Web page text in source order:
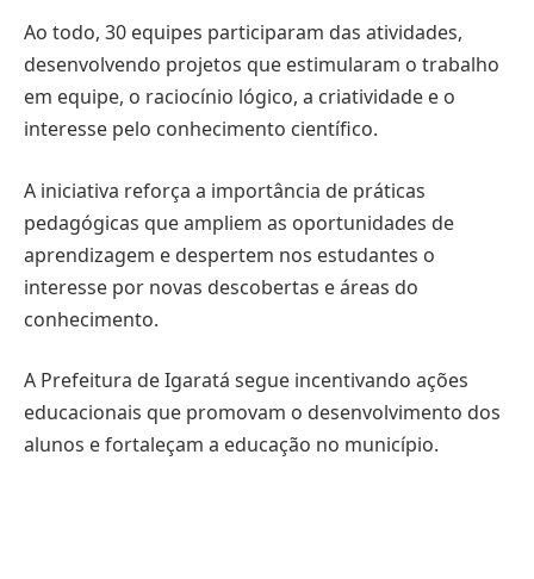
Ao todo, 30 equipes participaram das atividades,
desenvolvendo projetos que estimularam o trabalho
em equipe, o raciocínio lógico, a criatividade e o
interesse pelo conhecimento científico.
A iniciativa reforça a importância de práticas
pedagógicas que ampliem as oportunidades de
aprendizagem e despertem nos estudantes o
interesse por novas descobertas e áreas do
conhecimento.
A Prefeitura deIgaratá segue incentivando ações
educacionais que promovam o desenvolvimento dos
alunos e fortaleçam a educação no município.